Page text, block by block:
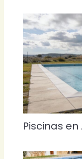
Piscinas